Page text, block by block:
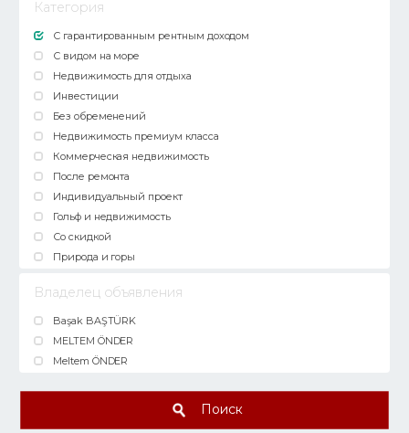
Категория
С гарантированным рентным доходом
С видом на море
Недвижимость для отдыха
Инвестиции
Без обременений
Недвижимость премиум класса
Коммерческая недвижимость
После ремонта
Индивидуальный проект
Гольф и недвижимость
Со скидкой
Природа и горы
Владелец объявления
Başak BAŞTÜRK
MELTEM ÖNDER
Meltem ÖNDER
Поиск